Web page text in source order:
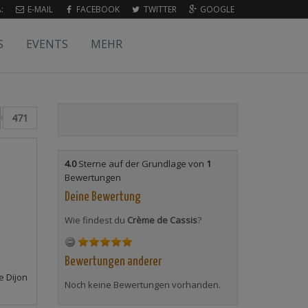
E-MAIL FACEBOOK TWITTER GOOGLE
EVENTS MEHR
471
Dijon
4.0Sterne auf der Grundlage von 1
Bewertungen
Deine Bewertung
Wie findest du Crème de Cassis?
Bewertungen anderer
Noch keine Bewertungen vorhanden.